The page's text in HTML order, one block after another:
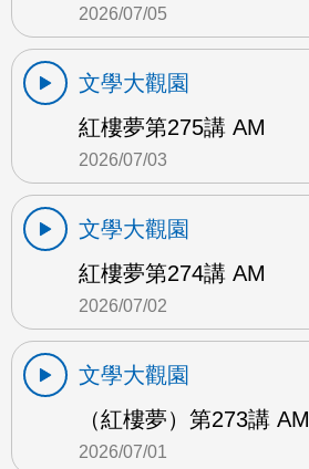
2026/07/05
文學大觀園
紅樓夢第275講 AM
2026/07/03
文學大觀園
紅樓夢第274講 AM
2026/07/02
文學大觀園
（紅樓夢）第273講 AM
2026/07/01